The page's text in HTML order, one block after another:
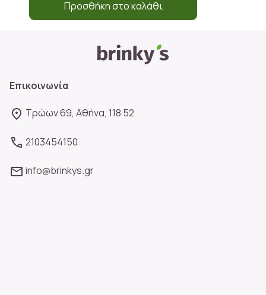
Προσθήκη στο καλάθι
Επικοινωνία
Τρώων 69, Αθήνα, 118 52
2103454150
info@brinkys.gr